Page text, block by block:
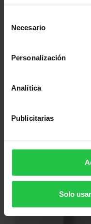
Necesario
Personalización
Analítica
Publicitarias
Solo
19/08/2026
Ses Salines